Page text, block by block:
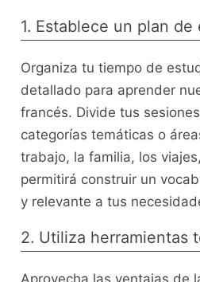
1. Establece un plan de
Organiza tu tiempo de
detallado‍ para aprender
francés. Divide tus
categorías temáticas o
trabajo, la familia, los
⁤permitirá construir un
y relevante a tus
2. Utiliza herramientas